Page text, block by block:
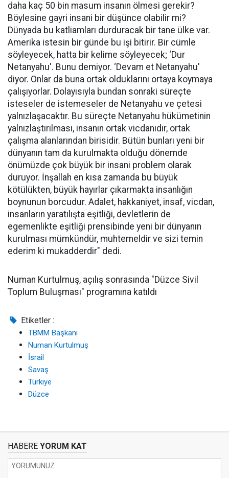
daha kaç 50 bin masum insanın ölmesi gerekir?
Böylesine gayri insani bir düşünce olabilir mi?
Dünyada bu katliamları durduracak bir tane ülke var.
Amerika istesin bir günde bu işi bitirir. Bir cümle
söyleyecek, hatta bir kelime söyleyecek; ‘Dur
Netanyahu'. Bunu demiyor. ‘Devam et Netanyahu'
diyor. Onlar da buna ortak olduklarını ortaya koymaya
çalışıyorlar. Dolayısıyla bundan sonraki süreçte
isteseler de istemeseler de Netanyahu ve çetesi
yalnızlaşacaktır. Bu süreçte Netanyahu hükümetinin
yalnızlaştırılması, insanın ortak vicdanıdır, ortak
çalışma alanlarından birisidir. Bütün bunları yeni bir
dünyanın tam da kurulmakta olduğu dönemde
önümüzde çok büyük bir insani problem olarak
duruyor. İnşallah en kısa zamanda bu büyük
kötülükten, büyük hayırlar çıkarmakta insanlığın
boynunun borcudur. Adalet, hakkaniyet, insaf, vicdan,
insanların yaratılışta eşitliği, devletlerin de
egemenlikte eşitliği prensibinde yeni bir dünyanın
kurulması mümkündür, muhtemeldir ve sizi temin
ederim ki mukadderdir" dedi.
Numan Kurtulmuş, açılış sonrasında "Düzce Sivil
Toplum Buluşması" programına katıldı
Etiketler :
TBMM Başkanı
Numan Kurtulmuş
İsrail
Savaş
Türkiye
Düzce
HABERE YORUM KAT